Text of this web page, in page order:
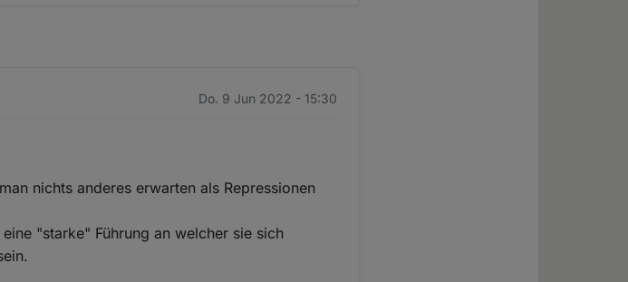
Do. 9 Jun 2022 - 15:30
nichts anderes erwarten als Repressionen
"starke" Führung an welcher sie sich